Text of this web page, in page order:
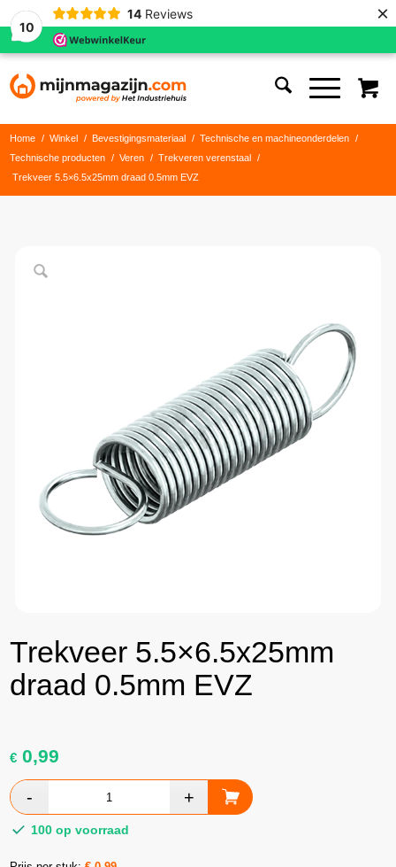
10
14 Reviews ×
Home / Winkel / Bevestigingsmateriaal / Technische en machineonderdelen
/
Technische producten
/ Veren / Trekveren verenstaal
/
Trekveer 5.5×6.5x25mm draad 0.5mm EVZ
Trekveer 5.5×6.5x25mm
draad 0.5mm EVZ
€ 0,99
100 op voorraad